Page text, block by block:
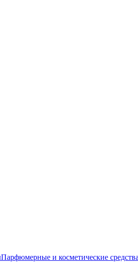
Парфюмерные и косметические средства